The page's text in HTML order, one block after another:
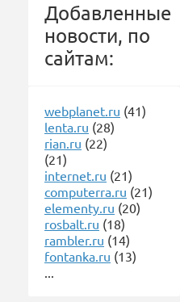
Добавленные
новости, по
сайтам:
webplanet.ru (41)
lenta.ru (28)
rian.ru (22)
(21)
internet.ru (21)
computerra.ru (21)
elementy.ru (20)
rosbalt.ru (18)
rambler.ru (14)
fontanka.ru (13)
...